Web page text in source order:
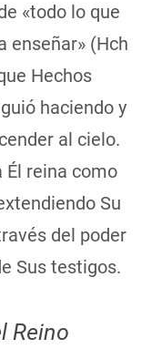
«todo lo que
enseñar» (Hch
Hechos
haciendo y
al cielo.
Él reina como
Su
del poder
Sus testigos.
Reino